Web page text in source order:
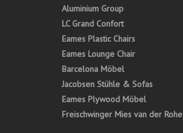
Aluminium Group
LC Grand Confort
Eames Plastic Chairs
Eames Lounge Chair
Barcelona Möbel
Jacobsen Stühle & Sofas
Eames Plywood Möbel
Freischwinger Mies van der Rohe